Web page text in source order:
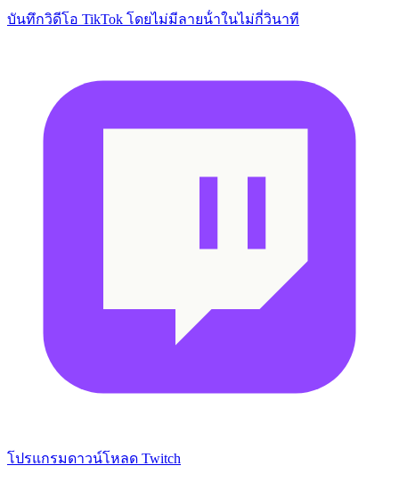
บันทึกวิดีโอ TikTok โดยไม่มีลายน้ําในไม่กี่วินาที
โปรแกรมดาวน์โหลด Twitch